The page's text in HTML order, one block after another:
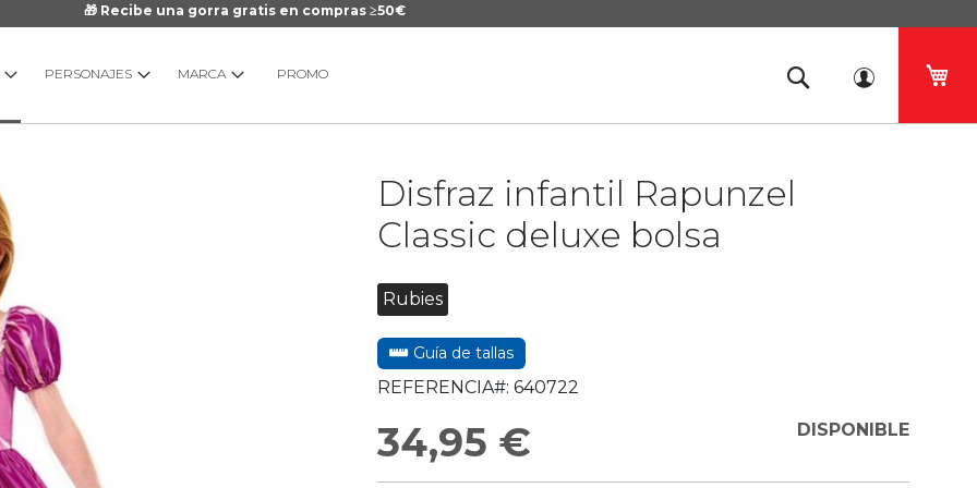
🎁 Recibe una gorra gratis en compras ≥50€
PERSONAJES MARCA PROMO
Disfraz infantil Rapunzel
Classic deluxe bolsa
Rubies
Guía de tallas
REFERENCIA#: 640722
34,95 € DISPONIBLE
galería
imágenes